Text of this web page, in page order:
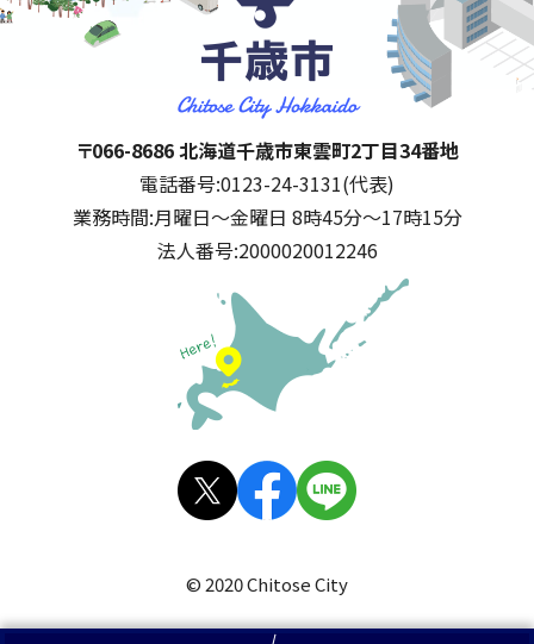
千歳市
住所:
〒066-8686 北海道千歳市東雲町2丁目34番地
電話番号:0123-24-3131(代表)
業務時間:月曜日～金曜日 8時45分～17時15分
法人番号:2000020012246
公式SNS
© 2020 Chitose City